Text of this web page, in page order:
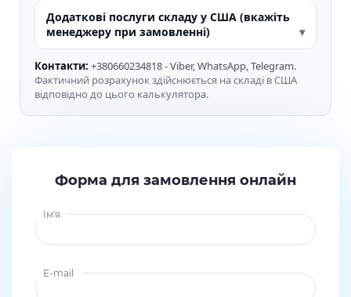
Додаткові послуги складу у США (вкажіть
менеджеру при замовленні)
Контакти: +380660234818 - Viber, WhatsApp, Telegram.
Фактичний розрахунок здійснюється на складі в США
відповідно до цього калькулятора.
Форма для замовлення онлайн
Ім'я
E-mail